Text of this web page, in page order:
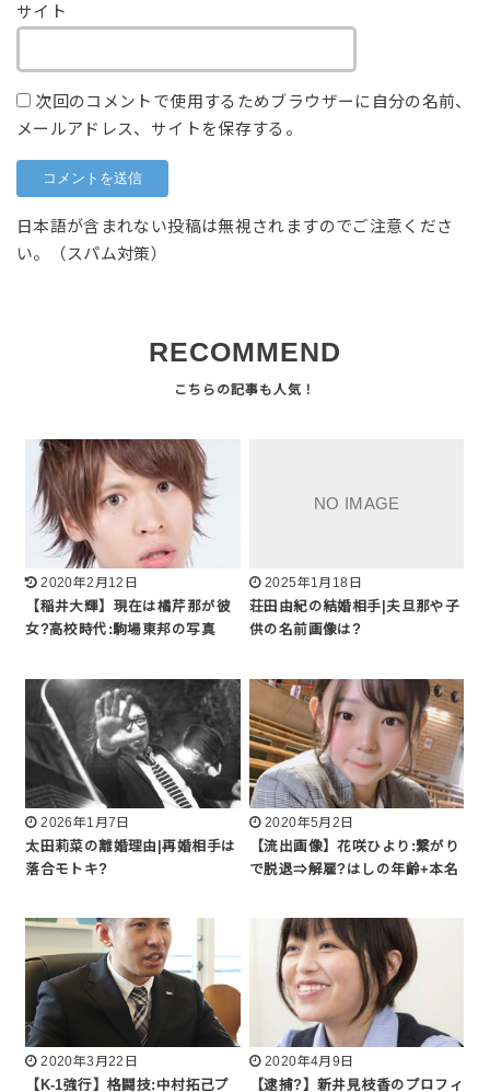
サイト
次回のコメントで使用するためブラウザーに自分の名前、
メールアドレス、サイトを保存する。
日本語が含まれない投稿は無視されますのでご注意くださ
い。（スパム対策）
RECOMMEND
2020年2月12日
【稲井大輝】現在は橘芹那が彼
女?高校時代:駒場東邦の写真
2025年1月18日
荘田由紀の結婚相手|夫旦那や子
供の名前画像は?
2026年1月7日
太田莉菜の離婚理由|再婚相手は
落合モトキ?
2020年5月2日
【流出画像】花咲ひより:繋がり
で脱退⇒解雇?はしの年齢+本名
2020年3月22日
【K-1強行】格闘技:中村拓己プ
2020年4月9日
【逮捕?】新井見枝香のプロフィ